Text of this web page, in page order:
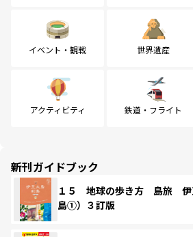
イベント・観戦 世界遺産
アクティビティ 鉄道・フライト
新刊ガイドブック
１５ 地球の歩き方 島旅 伊
島①）３訂版